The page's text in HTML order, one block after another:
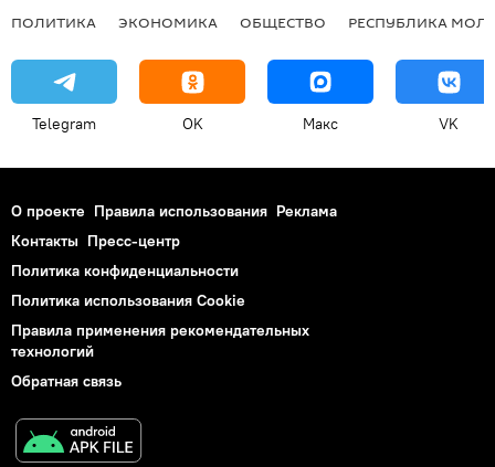
ПОЛИТИКА ЭКОНОМИКА ОБЩЕСТВО РЕСПУБЛИКА
Telegram OK Макс VK
О проекте Правила использования Реклама
Контакты Пресс-центр
Политика конфиденциальности
Политика использования Cookie
Правила применения рекомендательных
технологий
Обратная связь